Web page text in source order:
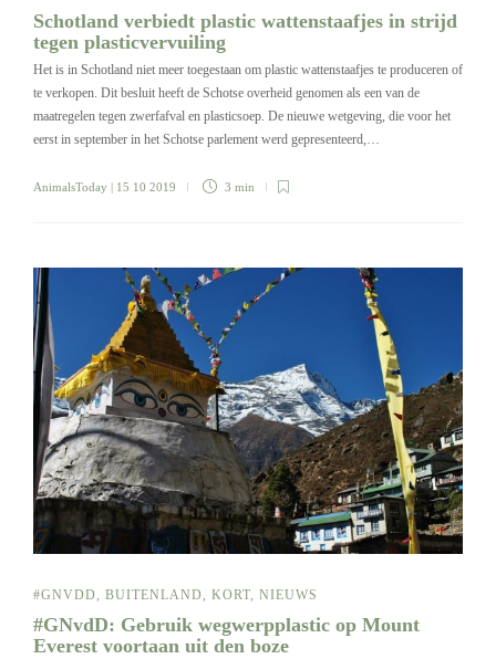
Schotland verbiedt plastic wattenstaafjes in strijd
tegen plasticvervuiling
Het is in Schotland niet meer toegestaan om plastic wattenstaafjes te produceren of
te verkopen. Dit besluit heeft de Schotse overheid genomen als een van de
maatregelen tegen zwerfafval en plasticsoep. De nieuwe wetgeving, die voor het
eerst in september in het Schotse parlement werd gepresenteerd,…
AnimalsToday | 15 10 2019 3 min
#GNVDD, BUITENLAND, KORT, NIEUWS
#GNvdD: Gebruik wegwerpplastic op Mount
Everest voortaan uit den boze